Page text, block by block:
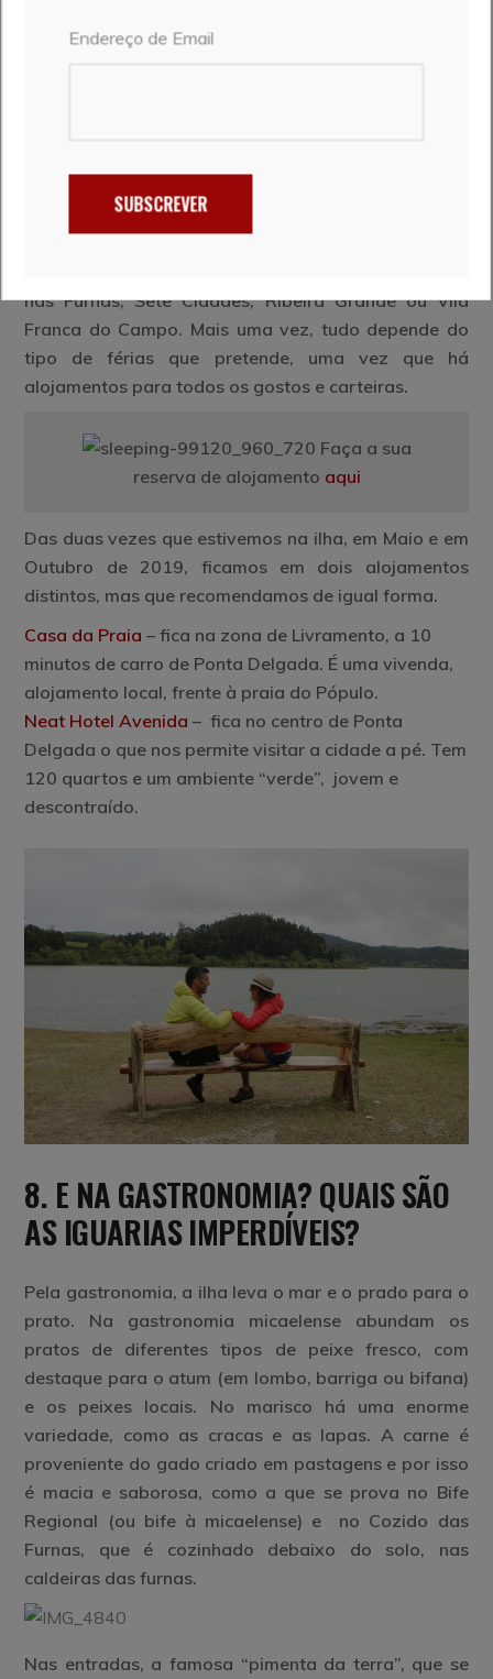
bastante do atendimento e do serviço.
parte da ilha com alguma rapidez e comodidade. Há
nas Furnas, Sete Cidades, Ribeira Grande ou Vila
Franca do Campo. Mais uma vez, tudo depende do
tipo de férias que pretende, uma vez que há
alojamentos para todos os gostos e carteiras.
Faça a sua
reserva de alojamento aqui
Das duas vezes que estivemos na ilha, em Maio e em
Outubro de 2019, ficamos em dois alojamentos
distintos, mas que recomendamos de igual forma.
Casa da Praia –fica na zona de Livramento, a 10
minutos de carro de Ponta Delgada. É uma vivenda,
alojamento local, frente à praia do Pópulo.
Neat Hotel Avenida – fica no centro de Ponta
Delgada o que nos permite visitar a cidade a pé. Tem
120 quartos e um ambiente “verde”, jovem e
descontraído.
8. E NA GASTRONOMIA? QUAIS SÃO
AS IGUARIAS IMPERDÍVEIS?
Pela gastronomia, a ilha leva o mar e o prado para o
prato. Na gastronomia micaelense abundam os
pratos de diferentes tipos de peixe fresco, com
destaque para o atum (em lombo, barriga ou bifana)
e os peixes locais. No marisco há uma enorme
variedade, como as cracas e as lapas. A carne é
proveniente do gado criado em pastagens e por isso
é macia e saborosa, como a que se prova no Bife
Regional (ou bife à micaelense) e no Cozido das
Furnas, que é cozinhado debaixo do solo, nas
caldeiras das furnas.
Nas entradas, a famosa “pimenta da terra”, que se
Endereço de Email
SUBSCREVER